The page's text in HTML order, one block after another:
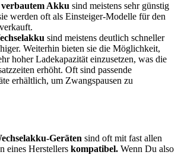
verbautem Akku sind meistens sehr günstig
werden oft als Einsteiger-Modelle für den
sind meistens deutlich schneller
Weiterhin bieten sie die Möglichkeit,
hoher Ladekapazität einzusetzen, was die
erhöht. Oft sind passende
erhältlich, um Zwangspausen zu
Geräten sind oft mit fast allen
eines Herstellers kompatibel. Wenn Du also